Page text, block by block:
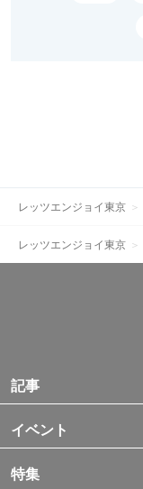
レッツエンジョイ東京
レッツエンジョイ東京
記事
イベント
特集